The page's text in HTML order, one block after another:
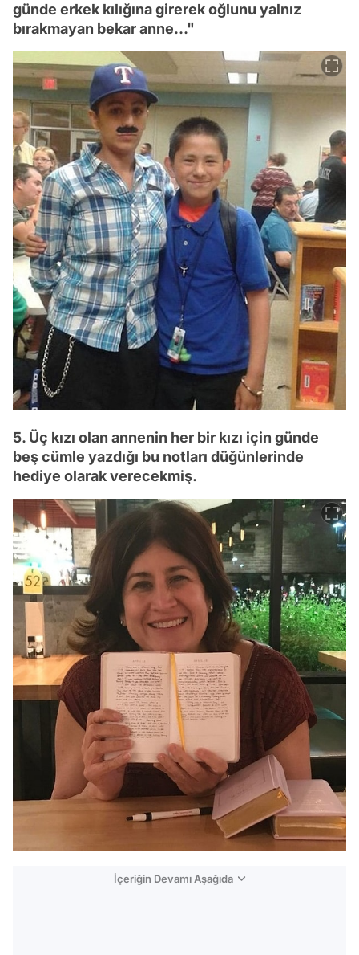
günde erkek kılığına girerek oğlunu yalnız
bırakmayan bekar anne..."
5. Üç kızı olan annenin her bir kızı için günde
beş cümle yazdığı bu notları düğünlerinde
hediye olarak verecekmiş.
İçeriğin Devamı Aşağıda